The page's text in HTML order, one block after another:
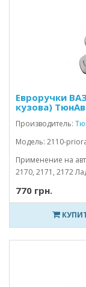
Евроручки
кузова)
Производитель:
Модель: 2110-
Применение на
2170, 2171, 2172
770 грн.